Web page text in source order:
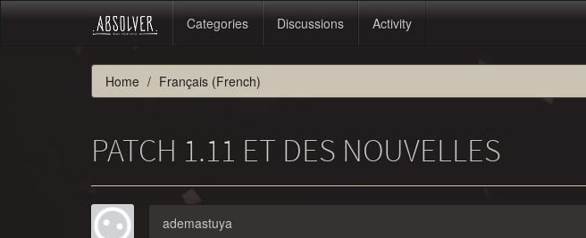
Categories Discussions Activity
Home Français (French)
PATCH 1.11 ET DES NOUVELLES
ademastuya